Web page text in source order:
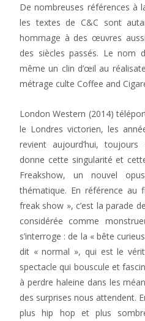
De nombreuses références à
les textes de C&C sont
hommage à des œuvres
des siècles passés. Le nom
même un clin d’œil au
métrage culte Coffee and
London Western (2014)
le Londres victorien, les
revient aujourd’hui,
donne cette singularité et
Freakshow, un nouvel
thématique. En référence
freak show », c’est la parade
considérée comme
s’interroge : de la « bête
dit « normal », qui est le
spectacle qui bouscule et
à perdre haleine dans les
des surprises nous attendent.
plus hip hop et plus